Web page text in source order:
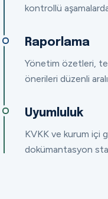
kontrollü
Raporlama
Yönetim özetleri,
önerileri düzenli
Uyumluluk
KVKK ve kurum içi
dokümantasyon